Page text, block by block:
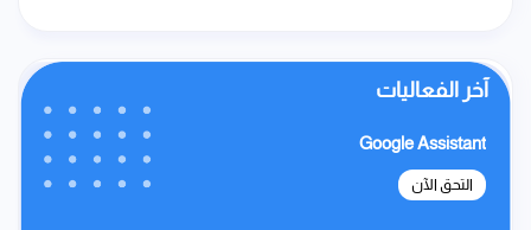
آخر الفعاليات
Google Assistant
التحق الآن